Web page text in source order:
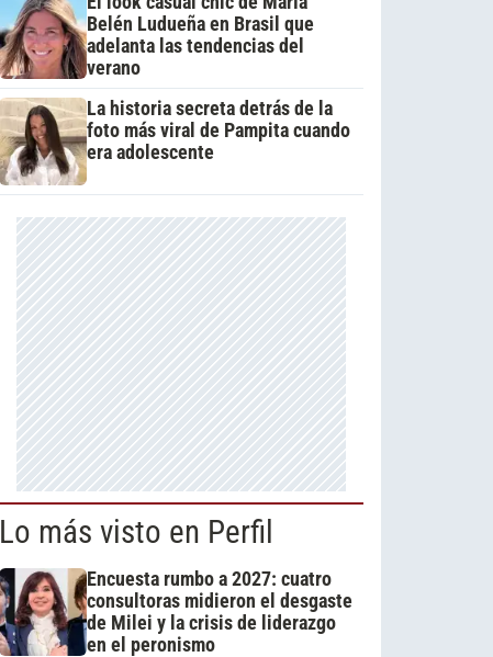
Belén Ludueña en Brasil que
adelanta las tendencias del
verano
La historia secreta detrás de la
foto más viral de Pampita cuando
era adolescente
Lo más visto en Perfil
Encuesta rumbo a 2027: cuatro
consultoras midieron el desgaste
de Milei y la crisis de liderazgo
en el peronismo